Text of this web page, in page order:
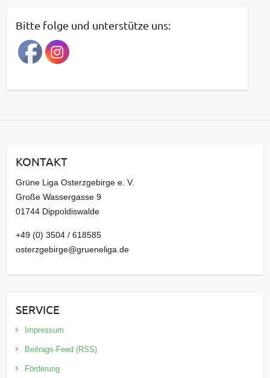
r
a
g
a
v
Bitte folge und unterstütze uns:
KONTAKT
Grüne Liga Osterzgebirge e. V.
Große Wassergasse 9
01744 Dippoldiswalde
+49 (0) 3504 / 618585
osterzgebirge@grueneliga.de
SERVICE
Impressum
Beitrags-Feed (RSS)
Förderung